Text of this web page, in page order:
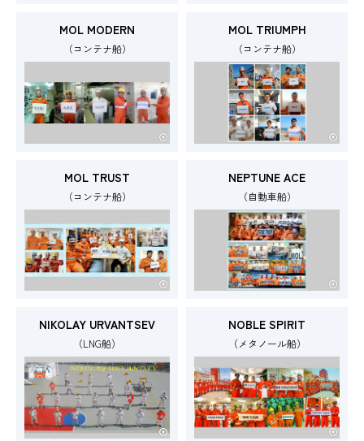
MOL MODERN
（コンテナ船）
MOL TRIUMPH
（コンテナ船）
MOL TRUST
（コンテナ船）
NEPTUNE ACE
（自動車船）
NIKOLAY URVANTSEV
（LNG船）
NOBLE SPIRIT
（メタノール船）